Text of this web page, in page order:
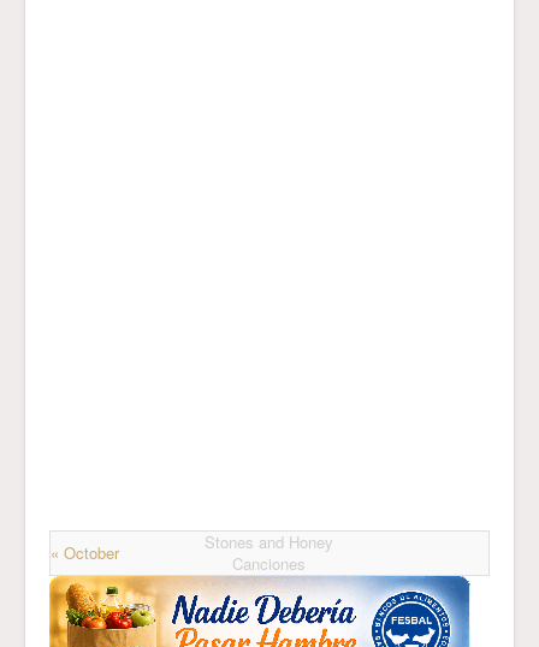
« October
Stones and Honey
Canciones